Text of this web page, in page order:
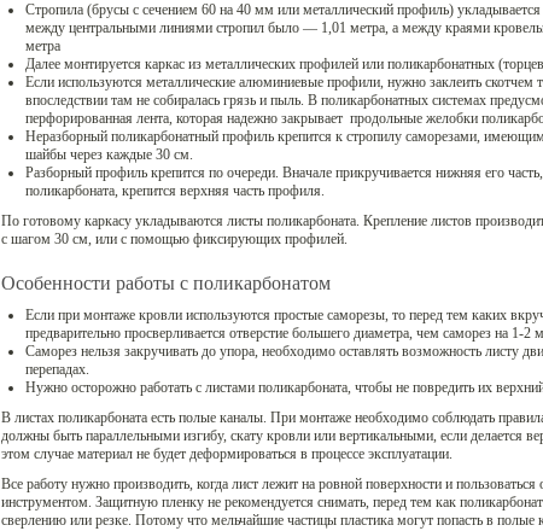
Стропила (брусы с сечением 60 на 40 мм или металлический профиль)
между центральными линиями стропил было — 1,01 метра, а между краями
метра
Далее монтируется каркас из металлических профилей или поликарбонатных
Если используются металлические алюминиевые профили, нужно заклеить скотчем
впоследствии там не собиралась грязь и пыль. В поликарбонатных системах
перфорированная лента, которая надежно закрывает продольные желобки
Неразборный поликарбонатный профиль крепится к стропилу саморезами,
шайбы через каждые 30 см.
Разборный профиль крепится по очереди. Вначале прикручивается нижняя его
поликарбоната, крепится верхняя часть профиля.
По готовому каркасу укладываются листы поликарбоната. Крепление листов
с шагом 30 см, или с помощью фиксирующих профилей.
Особенности работы с поликарбонатом
Если при монтаже кровли используются простые саморезы, то перед тем каких
предварительно просверливается отверстие большего диаметра, чем саморез на 1-2
Саморез нельзя закручивать до упора, необходимо оставлять возможность листу
перепадах.
Нужно осторожно работать с листами поликарбоната, чтобы не повредить их
В листах поликарбоната есть полые каналы. При монтаже необходимо соблюдать
должны быть параллельными изгибу, скату кровли или вертикальными, если делается
этом случае материал не будет деформироваться в процессе эксплуатации.
Все работу нужно производить, когда лист лежит на ровной поверхности и пользоваться
инструментом. Защитную пленку не рекомендуется снимать, перед тем как
сверлению или резке. Потому что мельчайшие частицы пластика могут попасть в полые